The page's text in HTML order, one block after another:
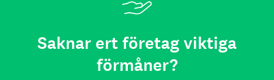
Saknar ert företag viktiga
förmåner?